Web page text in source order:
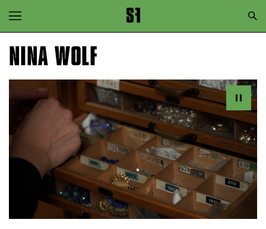
Zur Hauptnavigation springen
Zum Hauptinhalt springen
NINA WOLF